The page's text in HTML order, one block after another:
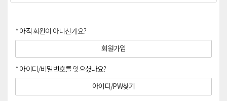
* 아직 회원이 아니신가요?
회원가입
* 아이디/비밀번호를 잊으셨나요?
아이디/PW찾기